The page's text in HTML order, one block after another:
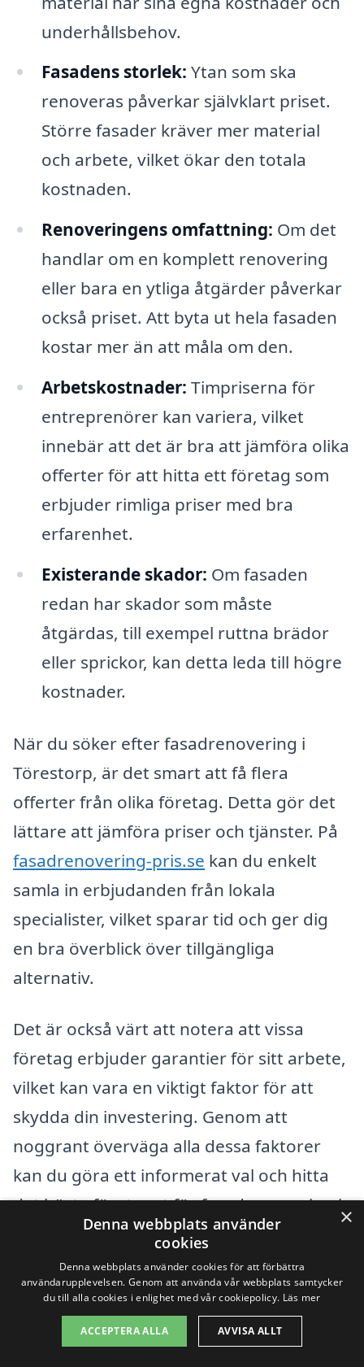
underhållsbehov.
Fasadens storlek: Ytan som ska
renoveras påverkar självklart priset.
Större fasader kräver mer material
och arbete, vilket ökar den totala
kostnaden.
Renoveringens omfattning: Om det
handlar om en komplett renovering
eller bara en ytliga åtgärder påverkar
också priset. Att byta ut hela fasaden
kostar mer än att måla om den.
Arbetskostnader: Timpriserna för
entreprenörer kan variera, vilket
innebär att det är bra att jämföra olika
offerter för att hitta ett företag som
erbjuder rimliga priser med bra
erfarenhet.
Existerande skador: Om fasaden
redan har skador som måste
åtgärdas, till exempel ruttna brädor
eller sprickor, kan detta leda till högre
kostnader.
När du söker efter fasadrenovering i
Törestorp, är det smart att få flera
offerter från olika företag. Detta gör det
lättare att jämföra priser och tjänster. På
fasadrenovering-pris.se kan du enkelt
samla in erbjudanden från lokala
specialister, vilket sparar tid och ger dig
en bra överblick över tillgängliga
alternativ.
Det är också värt att notera att vissa
företag erbjuder garantier för sitt arbete,
vilket kan vara en viktigt faktor för att
skydda din investering. Genom att
noggrant överväga alla dessa faktorer
kan du göra ett informerat val och hitta
det bästa företaget för fasadrenovering i
Törestorp till det bästa priset.
Få 3 erbjudanden, gratis och utan
förpliktelser
×
Denna webbplats använder
cookies
Denna webbplats använder cookies för att förbättra
användarupplevelsen. Genom att använda vår webbplats samtycker
du till alla cookies i enlighet med vår cookiepolicy. Läs mer
ACCEPTERA ALLA AVVISA ALLT